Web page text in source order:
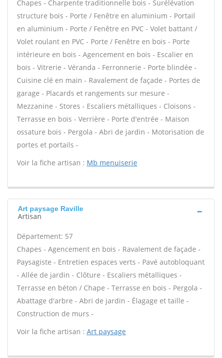
Chapes - Charpente traditionnelle bois - Surélévation
structure bois - Porte / Fenêtre en aluminium - Portail
en aluminium - Porte / Fenêtre en PVC - Volet battant /
Volet roulant en PVC - Porte / Fenêtre en bois - Porte
intérieure en bois - Agencement en bois - Escalier en
bois - Vitrerie - Véranda - Ferronnerie - Porte blindée -
Cuisine clé en main - Ravalement de façade - Portes de
garage - Placards et rangements sur mesure -
Mezzanine - Stores - Escaliers métalliques - Cloisons -
Terrasse en bois - Verrière - Porte d'entrée - Maison
ossature bois - Pergola - Abri de jardin - Motorisation de
portes et portails -
Voir la fiche artisan : Mb menuiserie
Art paysage Raville
Artisan
Département: 57
Chapes - Agencement en bois - Ravalement de façade -
Paysagiste - Entretien espaces verts - Pavé autobloquant
- Allée de jardin - Clôture - Escaliers métalliques -
Terrasse en béton / Chape - Terrasse en bois - Pergola -
Abattage d'arbre - Abri de jardin - Élagage et taille -
Construction de murs -
Voir la fiche artisan : Art paysage